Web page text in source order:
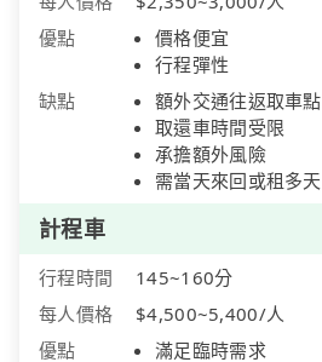
優點
價格便宜
行程彈性
缺點
額外交通往返取車點
取還車時間受限
承擔額外風險
需當天來回或租多天
計程車
行程時間
145~160分
每人價格
$4,500~5,400/人
優點
滿足臨時需求